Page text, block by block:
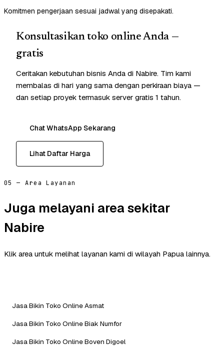
Komitmen pengerjaan sesuai jadwal yang disepakati.
Konsultasikan toko online Anda —
gratis
Ceritakan kebutuhan bisnis Anda di Nabire. Tim kami
membalas di hari yang sama dengan perkiraan biaya —
dan setiap proyek termasuk server gratis 1 tahun.
Chat WhatsApp Sekarang
Lihat Daftar Harga
05 — Area Layanan
Juga melayani area sekitar
Nabire
Klik area untuk melihat layanan kami di wilayah Papua lainnya.
Jasa Bikin Toko Online Asmat
Jasa Bikin Toko Online Biak Numfor
Jasa Bikin Toko Online Boven Digoel